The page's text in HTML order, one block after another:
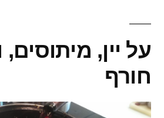
על יין,
חורף